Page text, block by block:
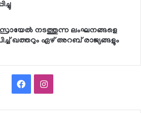
നടത്തുന്ന ലംഘനങ്ങളെ
ഖത്തറും ഏഴ് അറബ് രാജ്യങ്ങളും
FacebookInstagram